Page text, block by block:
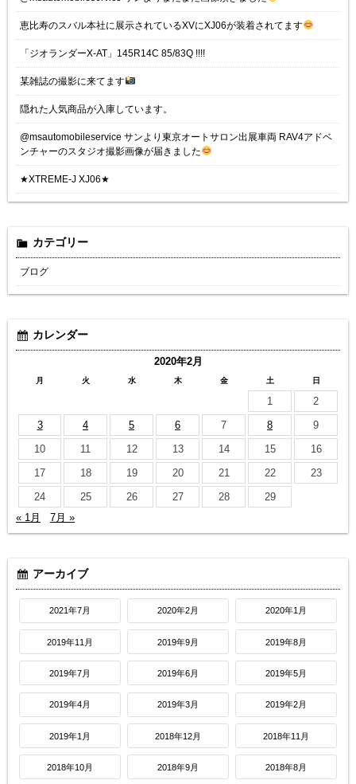
恵比寿のスバル本社に展示されているXVにXJ06が装着されてます
「ジオランダーX-AT」145R14C 85/83Q !!!!
某雑誌の撮影に来てます
隠れた人気商品が入庫しています。
@msautomobileservice サンより東京オートサロン出展車両 RAV4アドベ
ンチャーのスタジオ撮影画像が届きました
★XTREME-J XJ06★
カテゴリー
ブログ
カレンダー
2020年2月
月 火 水 木 金 土 日
1
2
3
4 5 6 7 8
9
10
11 12 13 14 15
16
17
18 19 20 21 22
23
24
25 26 27 28
29
« 1月
7月 »
アーカイブ
2021年7月 2020年2月 2020年1月
2019年11月 2019年9月 2019年8月
2019年7月 2019年6月 2019年5月
2019年4月 2019年3月 2019年2月
2019年1月 2018年12月 2018年11月
2018年10月 2018年9月 2018年8月